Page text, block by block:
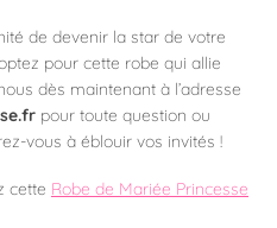
de devenir la star de votre
pour cette robe qui allie
dès maintenant à l’adresse
pour toute question ou
vous à éblouir vos invités !
cette Robe de Mariée Princesse